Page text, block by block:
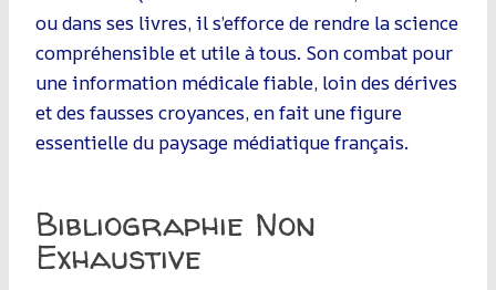
ou dans ses livres, il s’efforce de rendre la science
compréhensible et utile à tous. Son combat pour
une information médicale fiable, loin des dérives
et des fausses croyances, en fait une figure
essentielle du paysage médiatique français.
Bibliographie Non
Exhaustive